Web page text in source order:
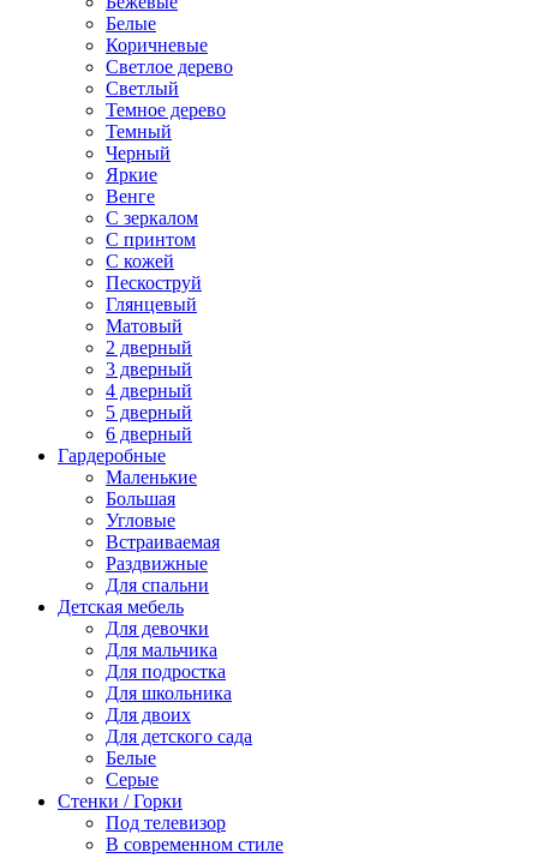
Белые
Коричневые
Светлое дерево
Светлый
Темное дерево
Темный
Черный
Яркие
Венге
С зеркалом
С принтом
С кожей
Пескоструй
Глянцевый
Матовый
2 дверный
3 дверный
4 дверный
5 дверный
6 дверный
Гардеробные
Маленькие
Большая
Угловые
Встраиваемая
Раздвижные
Для спальни
Детская мебель
Для девочки
Для мальчика
Для подростка
Для школьника
Для двоих
Для детского сада
Белые
Серые
Стенки / Горки
Под телевизор
В современном стиле